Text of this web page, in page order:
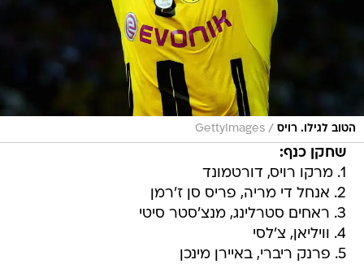
הטוב לגילו. רויס /
GettyImages
שחקן כנף:
1. מרקו רויס, דורטמונד
2. אנחל די מריה, פריס סן ז'רמן
3. ראחים סטרלינג, מנצ'סטר סיטי
4. וויליאן, צ'לסי
5. פרנק ריברי, באיירן מינכן